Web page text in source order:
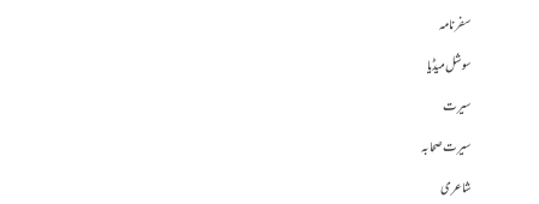
سفرنامہ
سوشل میڈیا
سیرت
سیرت صحابہ
شاعری